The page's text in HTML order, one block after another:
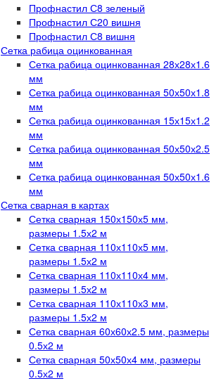
Профнастил С8 зеленый
Профнастил С20 вишня
Профнастил С8 вишня
Сетка рабица оцинкованная
Сетка рабица оцинкованная 28х28х1.6
мм
Сетка рабица оцинкованная 50х50х1.8
мм
Сетка рабица оцинкованная 15х15х1.2
мм
Сетка рабица оцинкованная 50х50х2.5
мм
Сетка рабица оцинкованная 50х50х1.6
мм
Сетка сварная в картах
Сетка сварная 150х150х5 мм,
размеры 1.5х2 м
Сетка сварная 110х110х5 мм,
размеры 1.5х2 м
Сетка сварная 110х110х4 мм,
размеры 1.5х2 м
Сетка сварная 110х110х3 мм,
размеры 1.5х2 м
Сетка сварная 60х60х2.5 мм, размеры
0.5х2 м
Сетка сварная 50х50х4 мм, размеры
0.5х2 м